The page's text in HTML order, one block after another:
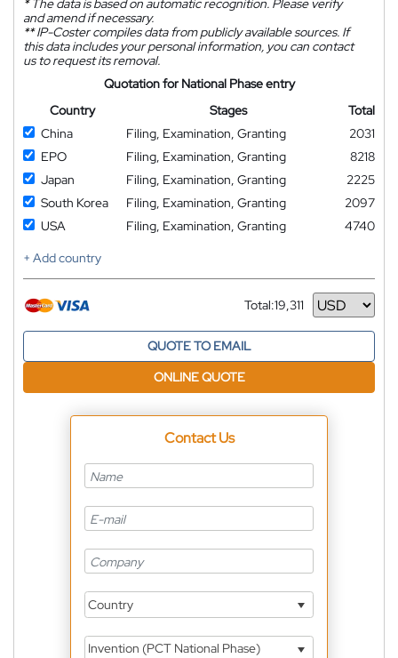
*The data is based on automatic recognition. Please verify
and amend if necessary.
**IP-Coster compiles data from publicly available sources. If
this data includes your personal information, you can contact
us to request its removal.
Quotation for National Phase entry
Country
Stages
Total
China
Filing, Examination, Granting
2031
EPO
Filing, Examination, Granting
8218
Japan
Filing, Examination, Granting
2225
South Korea
Filing, Examination, Granting
2097
USA
Filing, Examination, Granting
4740
+ Add country
Total:19,311
Currency
QUOTE TO EMAIL
ONLINE QUOTE
Contact Us
Country
Invention (PCT National Phase)